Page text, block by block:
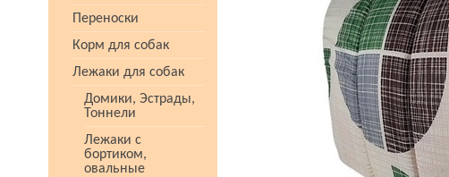
Переноски
Корм для собак
Лежаки для собак
Домики, Эстрады,
Тоннели
Лежаки с
бортиком,
овальные